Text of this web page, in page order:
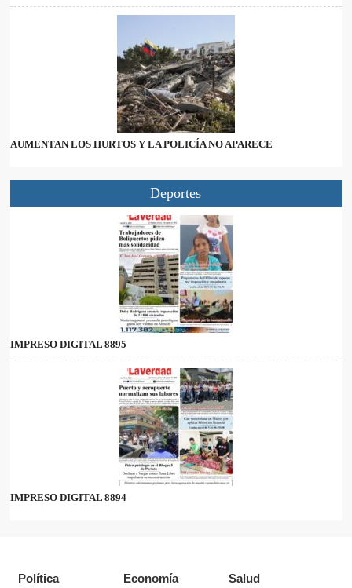
AUMENTAN LOS HURTOS Y LA POLICÍA NO APARECE
Deportes
IMPRESO DIGITAL 8895
IMPRESO DIGITAL 8894
Política Economía Salud